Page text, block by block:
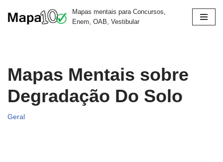
Mapas mentais para Concursos,
Enem, OAB, Vestibular
Mapas Mentais sobre
Degradação Do Solo
Geral